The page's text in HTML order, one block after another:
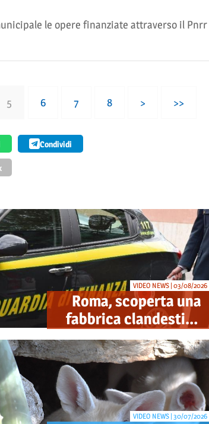
le opere finanziate attraverso il
5 6 7 8 > >>
Condividi
Roma, scoperta una
fabbrica clandestina
di sigarette in via
Trigoria: sequestrati
1.350 kg di tabacco
VIDEO NEWS | 03/08/2026
VIDEO NEWS | 30/07/2026